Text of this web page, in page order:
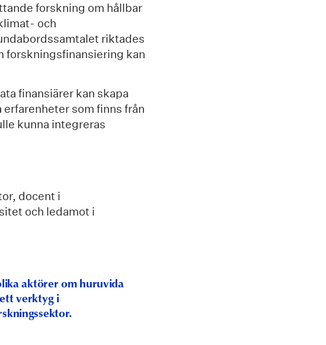
forskning om hållbar
och
riktades
forskningsfinansiering kan
finansiärer kan skapa
som finns från
kunna integreras
docent i
och ledamot i
aktörer om huruvida
verktyg i